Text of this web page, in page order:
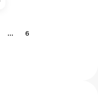
... 6